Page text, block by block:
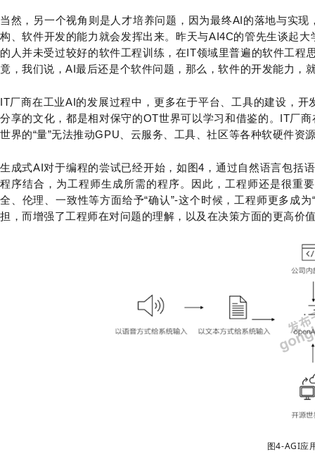
当然，另一个视角则是人才培养问题，因为最终AI的落地与实
构、软件开发的能力就会发挥出来。昨天与AI4C的管先生谈起
的人并未受过较好的软件工程训练，在IT领域里普遍的软件工
竟，我们说，AI最后还是个软件问题，那么，软件的开发能力，
IT厂商在工业AI的发展过程中，更多在于平台、工具的建设，
分享的文化，都是相对保守的OT世界可以学习和借鉴的。IT厂
世界的“量”无法推动GPU、云服务、工具、社区等各种软硬件资
生成式AI对于编程的尝试已经开始，如图4 ，通过自然语言包括
程序结合，为工程师生成所需的程序。 因此，工程师还是很重
全、伦理、一致性等方面给予“确认”-这个时候，工程师更多成
担，而增强了工程师在对问题的理解，以及在决策方面的更高价
图4-AGI应